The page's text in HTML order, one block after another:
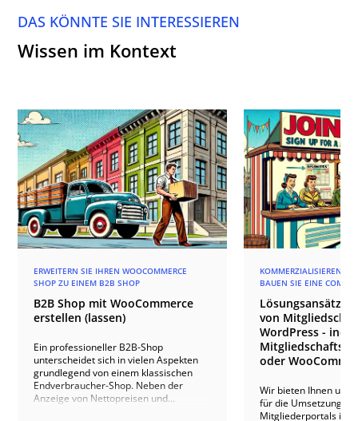
DAS KÖNNTE SIE INTERESSIEREN
Wissen im Kontext
ERWEITERN SIE IHREN WOOCOMMERCE
SHOP ZU EINEM B2B SHOP
B2B Shop mit WooCommerce
erstellen (lassen)
Ein professioneller B2B-Shop
unterscheidet sich in vielen Aspekten
grundlegend von einem klassischen
Endverbraucher-Shop. Neben der
Anzeige von Nettopreisen und
KOMMERZIALISIEREN
BAUEN SIE EINE
Lösungsansätze
von
WordPress -
Mitgliedschafts-
oder
Wir bieten Ihnen
für die Umsetzung
Mitgliederportals in